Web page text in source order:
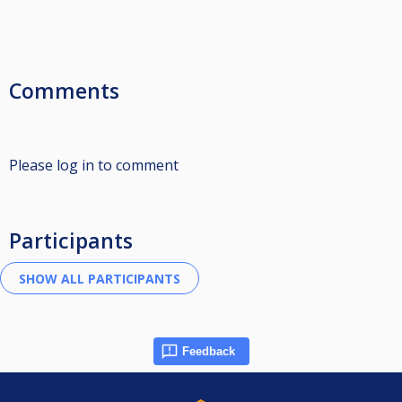
Comments
Please log in to comment
Participants
Feedback